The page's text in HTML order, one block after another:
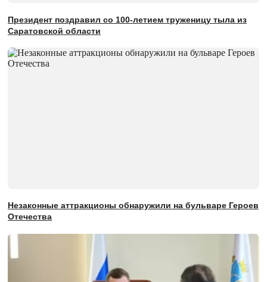
Президент поздравил со 100-летием труженицу тыла из
Саратовской области
Незаконные аттракционы обнаружили на бульваре Героев
Отечества